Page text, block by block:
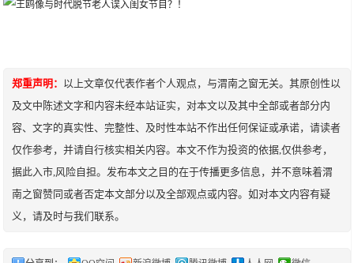
郑重声明： 以上文章仅代表作者个人观点，与渭南之窗无关。其原创性以
及文中陈述文字和内容未经本站证实，对本文以及其中全部或者部分内
容、文字的真实性、完整性、及时性本站不作出任何保证或承诺，请读者
仅作参考，并请自行核实相关内容。本文不作为投资的依据,仅供参考，
据此入市,风险自担。发布本文之目的在于传播更多信息，并不意味着渭
南之窗赞同或者否定本文部分以及全部观点或内容。如对本文内容有疑
义，请及时与我们联系。